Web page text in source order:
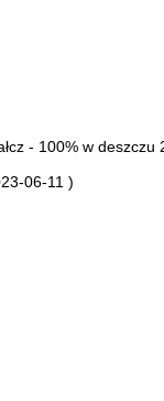
- 100% w deszczu
06-11 )